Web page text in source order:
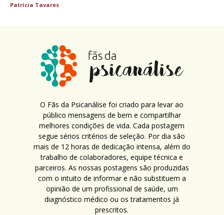
Patricia Tavares
O Fãs da Psicanálise foi criado para levar ao
público mensagens de bem e compartilhar
melhores condições de vida. Cada postagem
segue sérios critérios de seleção. Por dia são
mais de 12 horas de dedicação intensa, além do
trabalho de colaboradores, equipe técnica e
parceiros. As nossas postagens são produzidas
com o intuito de informar e não substituem a
opinião de um profissional de saúde, um
diagnóstico médico ou os tratamentos já
prescritos.